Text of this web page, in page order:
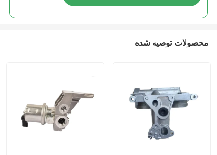
محصولات توصیه شده